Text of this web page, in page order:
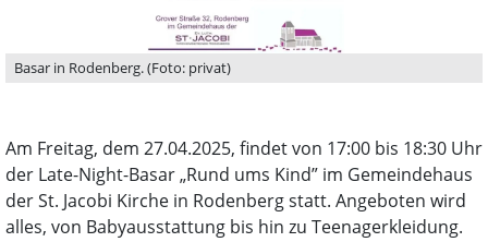
Basar in Rodenberg. (Foto: privat)
Am Freitag, dem 27.04.2025, findet von 17:00 bis 18:30 Uhr
der Late-Night-Basar „Rund ums Kind” im Gemeindehaus
der St. Jacobi Kirche in Rodenberg statt. Angeboten wird
alles, von Babyausstattung bis hin zu Teenagerkleidung.